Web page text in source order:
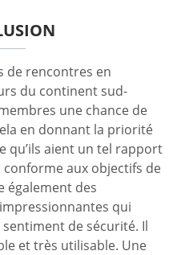
de rencontres en
du continent sud-
une chance de
en donnant la priorité
qu’ils aient un tel rapport
aux objectifs de
également des
qui
de sécurité. Il
et très utilisable. Une